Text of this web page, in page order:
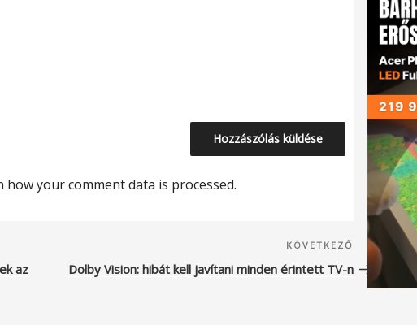
how your comment data is processed.
az
Következő
bejegyzés
KÖVETKEZŐ
Dolby Vision: hibát kell javítani minden érintett TV-n